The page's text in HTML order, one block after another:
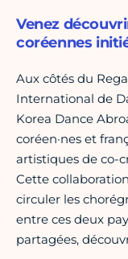
Venez
coréennes
Aux côtés du
International de
Korea Dance
coréen·nes et
artistiques de co-
Cette
circuler les
entre ces deux
partagées,